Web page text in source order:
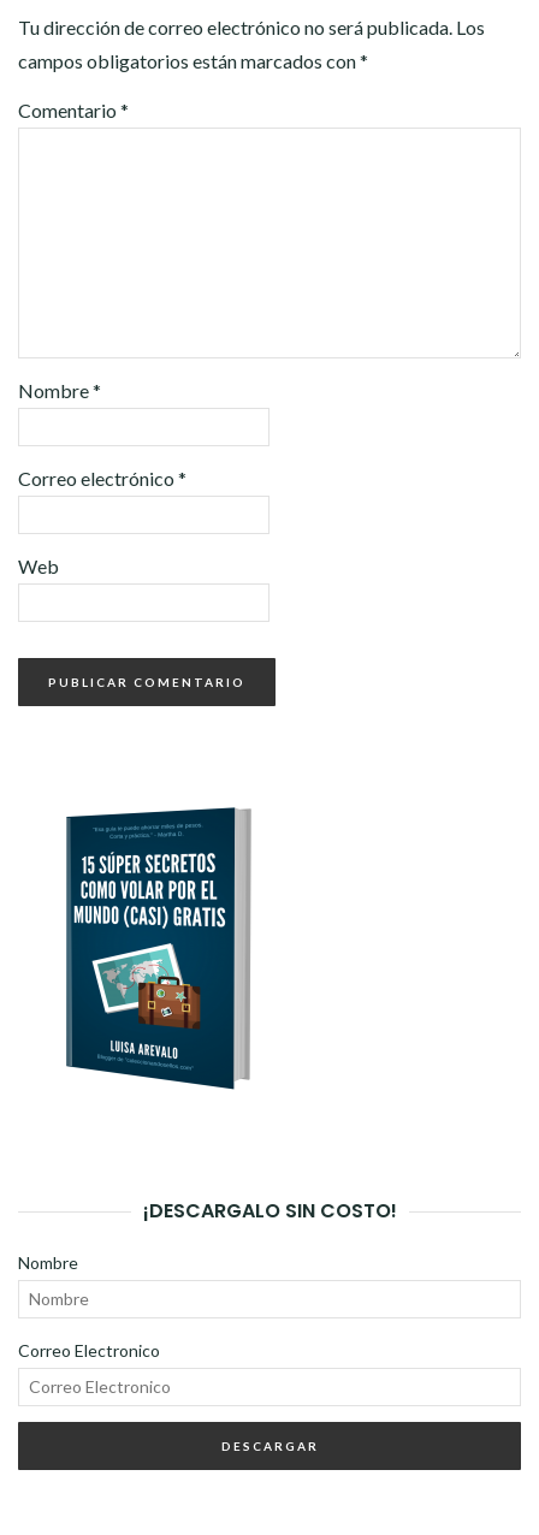
Tu dirección de correo electrónico no será publicada. Los
campos obligatorios están marcados con*
Comentario *
Nombre*
Correo electrónico *
Web
¡DESCARGALO SIN COSTO!
Nombre
Correo Electronico